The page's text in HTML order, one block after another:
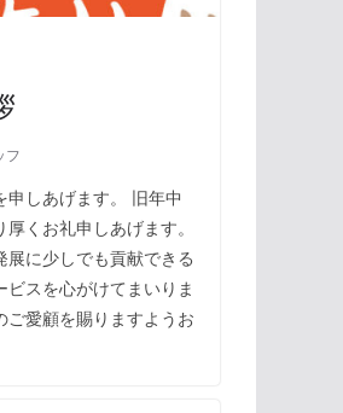
フ
しあげます。 旧年中
くお礼申しあげます。
に少しでも貢献できる
ビスを心がけてまいりま
ご愛顧を賜りますようお